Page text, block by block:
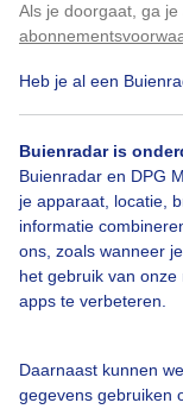
Als je doorgaat, ga
Heb je al een
Buienradar is
Buienradar en DPG
je apparaat, locatie,
informatie
ons, zoals wanneer
het gebruik van
apps te verbeteren.
Daarnaast kunnen
gegevens gebruiken
Door: Erica van
Gemaakt: 09-05-
Bekijk slideshow
Klik